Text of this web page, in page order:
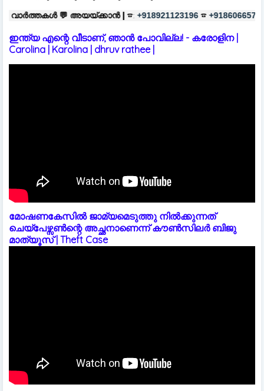
അയയ്ക്കാൻ | ☎: +918921123196 ☎ +918606657037
ഇന്ത്യ എന്റെ വീടാണ്, ഞാൻ പോവില്ല! - കരോളിന |
Carolina | Karolina | dhruv rathee |
മോഷണകേസിൽ ജാമ്യമെടുത്തു നിൽക്കുന്നത്
ചെയ്പേഴ്സൺന്റെ അച്ഛനാണെന്ന് കൗൺസിലർ ബിജു
മാത്യൂസ് | Theft Case